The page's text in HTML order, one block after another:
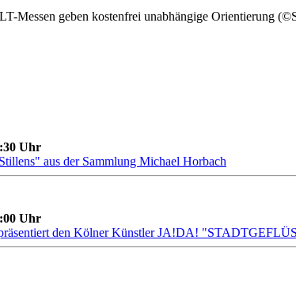
Messen geben kostenfrei unabhängige Orientierung
Uhr
aus der Sammlung Michael Horbach
Uhr
den Kölner Künstler JA!DA!